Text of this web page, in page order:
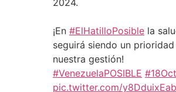
2024.
¡En #ElHatilloPosible la
seguirá siendo un
nuestra gestión!
#VenezuelaPOSIBLE #18Oct
pic.twitter.com/y8DduixEab